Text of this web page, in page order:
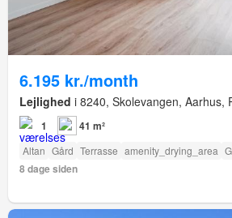
6.195 kr./month
Lejlighed i 8240, Skolevangen, Aarhus,
1 41 m²
Altan Gård Terrasse amenity_drying_area
8 dage siden